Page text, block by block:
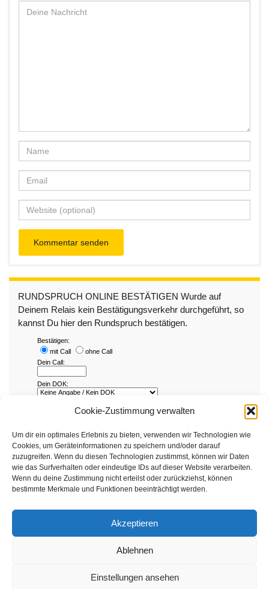
Cookie-Zustimmung verwalten
Um dir ein optimales Erlebnis zu bieten, verwenden wir Technologien wie
Cookies, um Geräteinformationen zu speichern und/oder darauf
zuzugreifen. Wenn du diesen Technologien zustimmst, können wir Daten
wie das Surfverhalten oder eindeutige IDs auf dieser Website verarbeiten.
Wenn du deine Zustimmung nicht erteilst oder zurückziehst, können
bestimmte Merkmale und Funktionen beeinträchtigt werden.
Akzeptieren
Ablehnen
Einstellungen ansehen
RUNDSPRUCH ONLINE BESTÄTIGEN Wurde auf
Deinem Relais kein Bestätigungsverkehr durchgeführt, so
kannst Du hier den Rundspruch bestätigen.
Kontakt Datenschutz